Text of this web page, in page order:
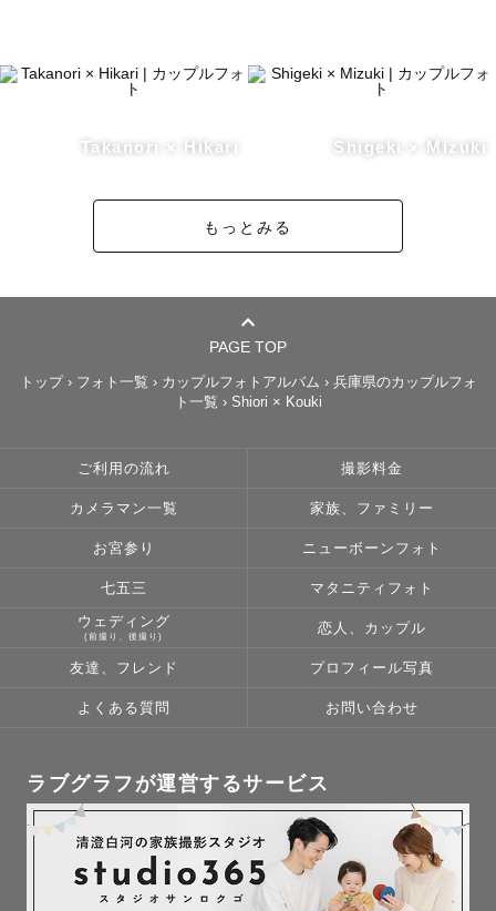
Takanori × Hikari Shigeki × Mizuki
もっとみる
PAGE TOP
トップ› フォト一覧 › カップルフォトアルバム › 兵庫県のカップルフォ
ト一覧 › Shiori × Kouki
ご利用の流れ 撮影料金
カメラマン一覧 家族、ファミリー
お宮参り ニューボーンフォト
七五三 マタニティフォト
ウェディング
(前撮り、後撮り)
恋人、カップル
友達、フレンド プロフィール写真
よくある質問 お問い合わせ
ラブグラフが運営するサービス